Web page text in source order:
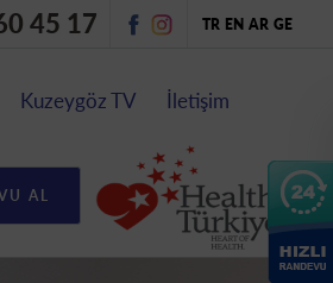
TR EN AR GE
45 17
Kuzeygöz TV İletişim
AL